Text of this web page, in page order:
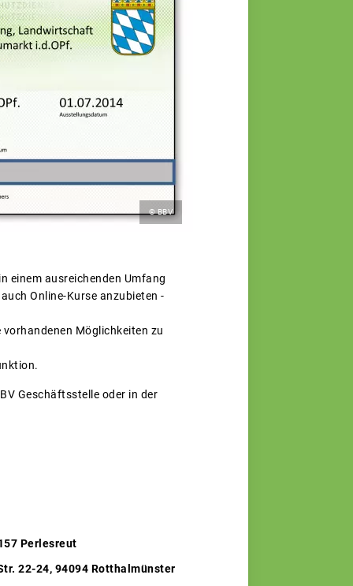
© BBV
einem ausreichenden Umfang
Online-Kurse anzubieten -
Möglichkeiten zu
Geschäftsstelle oder in der
Perlesreut
22-24, 94094 Rotthalmünster